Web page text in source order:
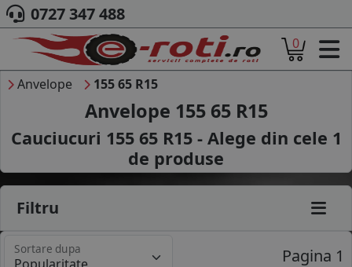
ACASA
DESPRE NOI
ANVELOPE
AUTO
CAMION
MOTO
AGROINDUSTRIALE
MARCA AUTO
0727 347 488
0
Anvelope 155 65 R15
Anvelope 155 65 R15
Cauciucuri 155 65 R15 - Alege din cele 1
de produse
Filtru
Sortare dupa Pagina 1